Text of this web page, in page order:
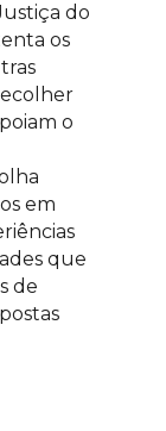
do
os
o
em
que
de